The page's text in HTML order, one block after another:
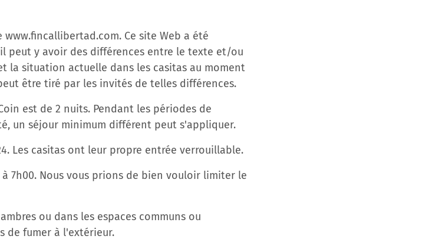
Ce site Web a été
peut y avoir des différences entre le texte et/ou
la situation actuelle dans les casitas au moment
être tiré par les invités de telles différences.
est de 2 nuits. Pendant les périodes de
un séjour minimum différent peut s'appliquer.
Les casitas ont leur propre entrée verrouillable.
7h00. Nous vous prions de bien vouloir limiter le
ou dans les espaces communs ou
de fumer à l'extérieur.